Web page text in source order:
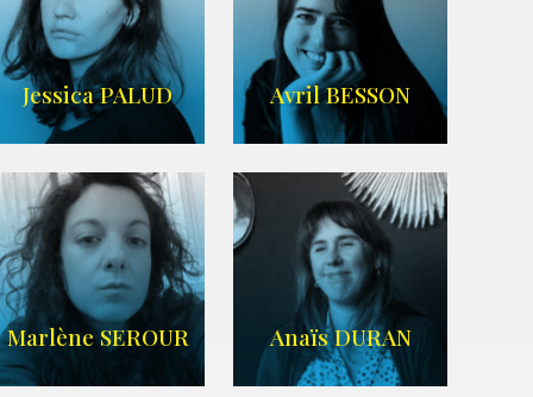
Imdb,Wikipedia
Jessica PALUD
Imdb,Wikipedia
Avril BESSON
Agence UBBA
Marlène SEROUR Anaïs DURAN